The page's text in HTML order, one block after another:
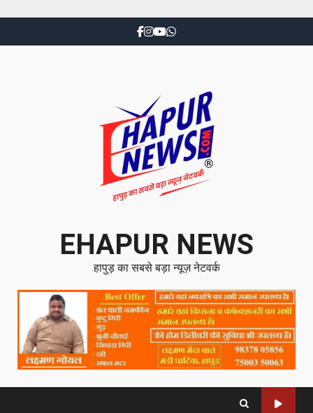
EHAPUR NEWS
हापुड़ का सबसे बड़ा न्यूज़ नेटवर्क